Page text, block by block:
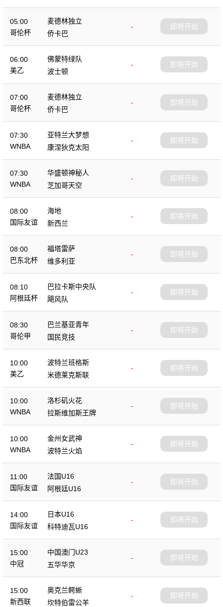
05:00
哥伦杯
麦德林独立
-
侨卡巴
即将开始
06:00
美乙
佛蒙特绿队
-
波士顿
即将开始
07:00
哥伦杯
麦德林独立
-
侨卡巴
即将开始
07:30
WNBA
亚特兰大梦想
-
康涅狄克太阳
即将开始
07:30
WNBA
华盛顿神秘人
-
芝加哥天空
即将开始
08:00
国际友谊
海地
-
新西兰
即将开始
08:00
巴东北杯
福塔雷萨
-
维多利亚
即将开始
08:10
阿根廷杯
巴拉卡斯中央队
-
飓风队
即将开始
08:30
哥伦甲
巴兰基亚青年
-
国民竞技
即将开始
10:00
美乙
波特兰班格斯
-
米德莱克斯联
即将开始
10:00
WNBA
洛杉矶火花
-
拉斯维加斯王牌
即将开始
10:00
WNBA
金州女武神
-
波特兰火焰
即将开始
11:00
国际友谊
法国U16
-
阿根廷U16
即将开始
14:00
国际友谊
日本U16
-
科特迪瓦U16
即将开始
15:00
中冠
中国澳门U23
-
五华华京
即将开始
15:00
新西联
奥克兰鳄蜥
-
坎特伯雷公羊
即将开始